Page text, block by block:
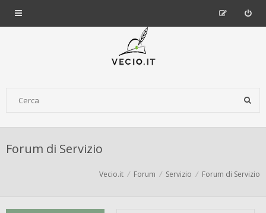
Forum di Servizio
Vecio.it Forum Servizio Forum di Servizio